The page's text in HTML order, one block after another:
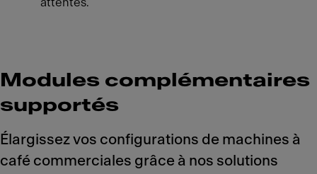
attentes.
Modules complémentaires
supportés
Élargissez vos configurations de machines à
café commerciales grâce à nos solutions